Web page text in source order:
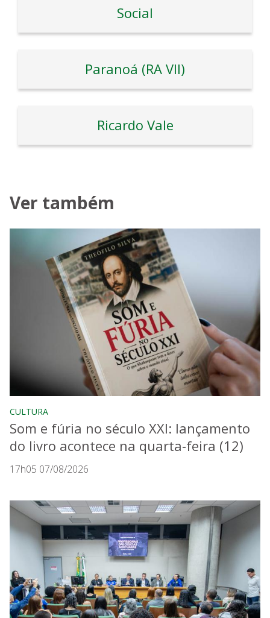
Social
Paranoá (RA VII)
Ricardo Vale
Ver também
CULTURA
Som e fúria no século XXI: lançamento
do livro acontece na quarta-feira (12)
17h05 07/08/2026